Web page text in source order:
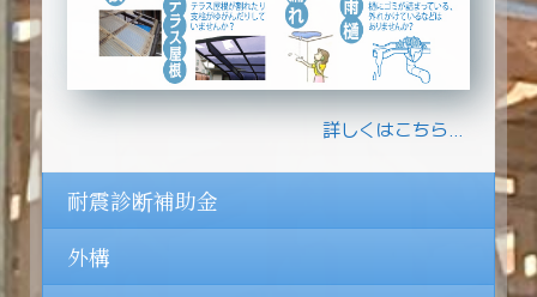
詳しくはこちら…
耐震診断補助金
外構